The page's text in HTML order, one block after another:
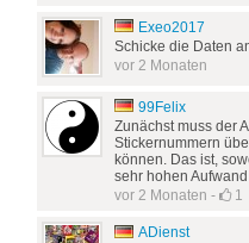
Exeo2017
Schicke die Daten
vor 2 Monaten
99Felix
Zunächst muss der
Stickernummern
können. Das ist,
sehr hohen
vor 2 Monaten - 1
ADienst